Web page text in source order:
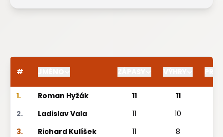
#
1. Roman Hyžák 11 11
2.
Ladislav Vala 11 10
3.
Richard Kulíšek 11 8